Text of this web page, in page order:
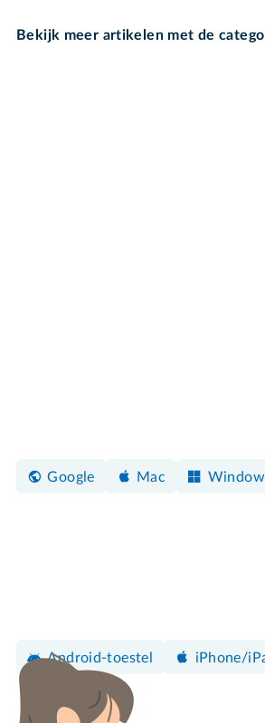
Bekijk meer artikelen met de
Google Mac
Android-toestel iPhone/